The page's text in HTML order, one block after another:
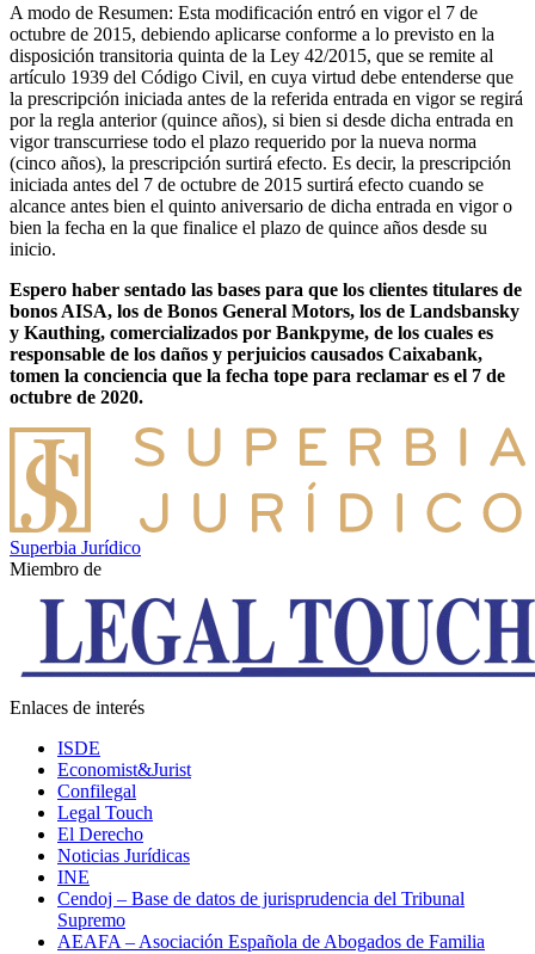
A modo de Resumen: Esta modificación entró en vigor el 7 de
octubre de 2015, debiendo aplicarse conforme a lo previsto en la
disposición transitoria quinta de la Ley 42/2015, que se remite al
artículo 1939 del Código Civil, en cuya virtud debe entenderse que
la prescripción iniciada antes de la referida entrada en vigor se regirá
por la regla anterior (quince años), si bien si desde dicha entrada en
vigor transcurriese todo el plazo requerido por la nueva norma
(cinco años), la prescripción surtirá efecto. Es decir, la prescripción
iniciada antes del 7 de octubre de 2015 surtirá efecto cuando se
alcance antes bien el quinto aniversario de dicha entrada en vigor o
bien la fecha en la que finalice el plazo de quince años desde su
inicio.
Espero haber sentado las bases para que los clientes titulares de
bonos AISA, los de Bonos General Motors, los de Landsbansky
y Kauthing, comercializados por Bankpyme, de los cuales es
responsable de los daños y perjuicios causados Caixabank,
tomen la conciencia que la fecha tope para reclamar es el 7 de
octubre de 2020.
Superbia Jurídico
Miembro de
Enlaces de interés
ISDE
Economist&Jurist
Confilegal
Legal Touch
El Derecho
Noticias Jurídicas
INE
Cendoj – Base de datos de jurisprudencia del Tribunal
Supremo
AEAFA – Asociación Española de Abogados de Familia